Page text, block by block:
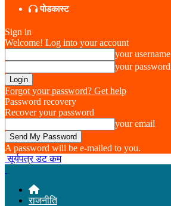
पोडकास्ट
Sign in
Welcome! Log into your account
your username
your password
Forgot your password? Get help
Password recovery
Recover your password
your email
A password will be e-mailed to you.
सूर्यपत्र डट कम
राजनीति